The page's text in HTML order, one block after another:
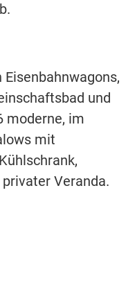
und
moderne, im
mit
Veranda.